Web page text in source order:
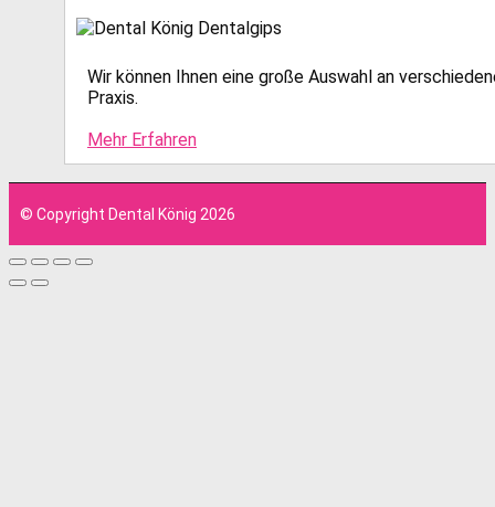
Wir können Ihnen eine große Auswahl an
Praxis.
Mehr Erfahren
© Copyright Dental König 2026